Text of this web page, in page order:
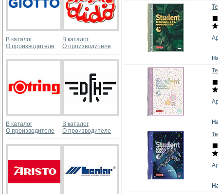
В каталог
О производителе
В каталог
О производителе
В каталог
О производителе
В каталог
О производителе